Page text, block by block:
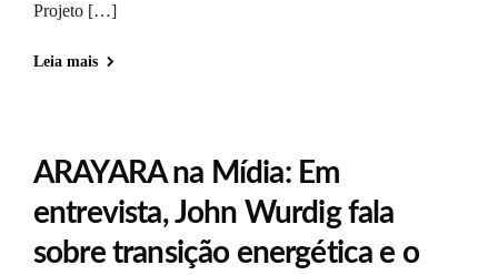
Projeto […]
Leia mais
ARAYARA na Mídia: Em
entrevista, John Wurdig fala
sobre transição energética e o